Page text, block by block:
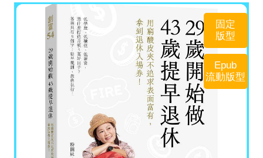
固定
版型
Epub
流動版型